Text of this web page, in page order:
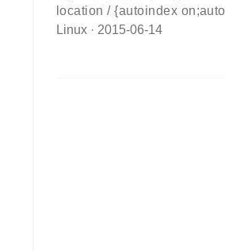
P：http://i-mscp.net/ （简
样来自Ispconfig，自带中文
location / {autoindex
Linux · 2015-06-14